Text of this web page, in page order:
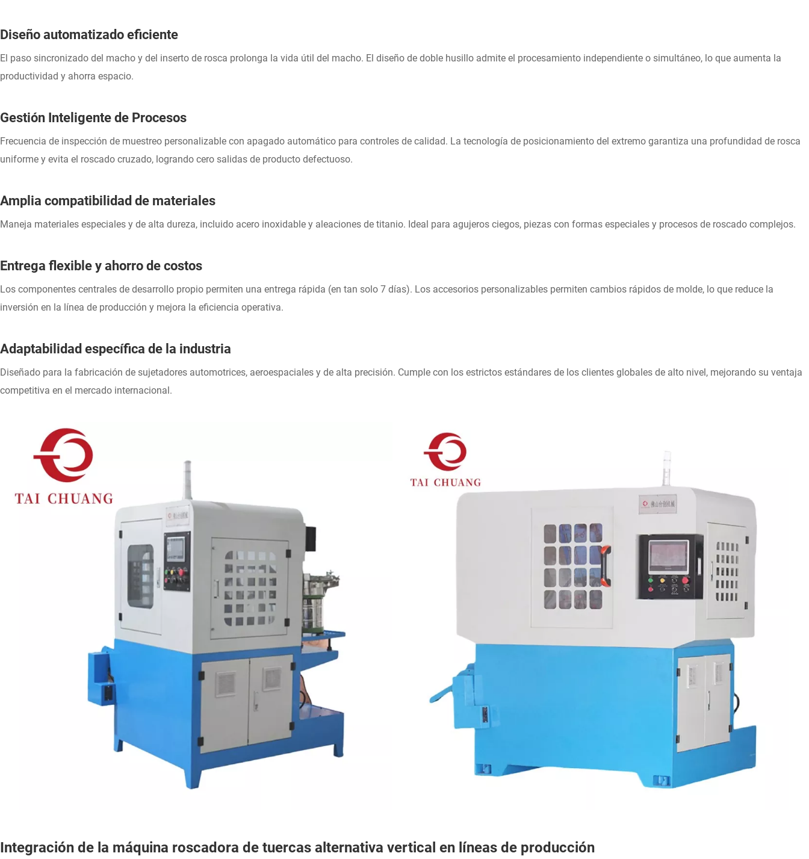
Diseño automatizado eficiente
El paso sincronizado del macho y del inserto de rosca prolonga la vida útil del macho. El diseño de doble husillo admite el procesamiento independiente o simultáneo, lo que aumenta la
productividad y ahorra espacio.
Gestión Inteligente de Procesos
Frecuencia de inspección de muestreo personalizable con apagado automático para controles de calidad. La tecnología de posicionamiento del extremo garantiza una profundidad de rosca
uniforme y evita el roscado cruzado, logrando cero salidas de producto defectuoso.
Amplia compatibilidad de materiales
Maneja materiales especiales y de alta dureza, incluido acero inoxidable y aleaciones de titanio. Ideal para agujeros ciegos, piezas con formas especiales y procesos de roscado complejos.
Entrega flexible y ahorro de costos
Los componentes centrales de desarrollo propio permiten una entrega rápida (en tan solo 7 días). Los accesorios personalizables permiten cambios rápidos de molde, lo que reduce la
inversión en la línea de producción y mejora la eficiencia operativa.
Adaptabilidad específica de la industria
Diseñado para la fabricación de sujetadores automotrices, aeroespaciales y de alta precisión. Cumple con los estrictos estándares de los clientes globales de alto nivel, mejorando su ventaja
competitiva en el mercado internacional.
Integración de la máquina roscadora de tuercas alternativa vertical en líneas de producción